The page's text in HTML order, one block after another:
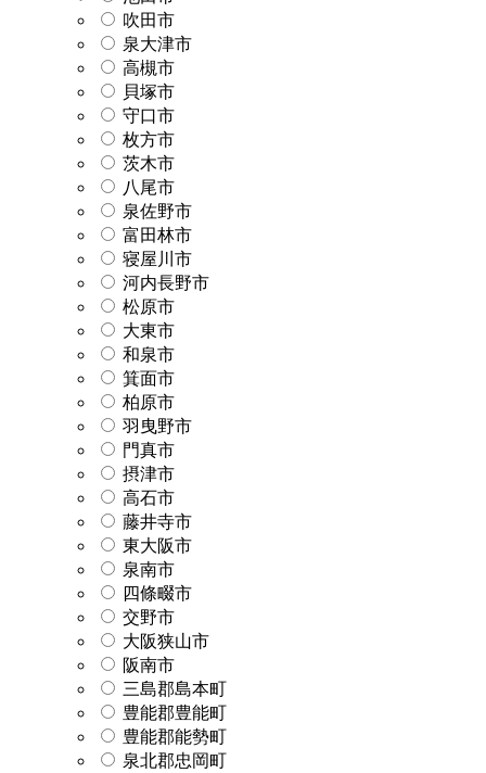
吹田市
泉大津市
高槻市
貝塚市
守口市
枚方市
茨木市
八尾市
泉佐野市
富田林市
寝屋川市
河内長野市
松原市
大東市
和泉市
箕面市
柏原市
羽曳野市
門真市
摂津市
高石市
藤井寺市
東大阪市
泉南市
四條畷市
交野市
大阪狭山市
阪南市
三島郡島本町
豊能郡豊能町
豊能郡能勢町
泉北郡忠岡町